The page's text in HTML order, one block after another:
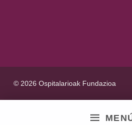
© 2026 Ospitalarioak Fundazioa